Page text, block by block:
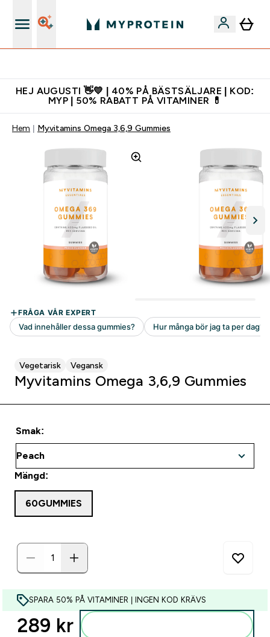
HEJ AUGUSTI 👋💛 | 40% PÅ BÄSTSÄLJARE | KOD:
MYP | 50% RABATT PÅ VITAMINER 💊
Hem Myvitamins Omega 3,6,9 Gummies
Vegetarisk Vegansk
Myvitamins Omega 3,6,9 Gummies
Smak:
Mängd:
60GUMMIES
SPARA 50% PÅ VITAMINER | INGEN KOD KRÄVS
289 kr‎